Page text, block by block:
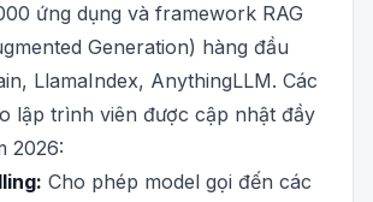
ứng dụng và framework RAG
Generation) hàng đầu
LlamaIndex, AnythingLLM. Các
lập trình viên được cập nhật đầy
2026:
Cho phép model gọi đến các